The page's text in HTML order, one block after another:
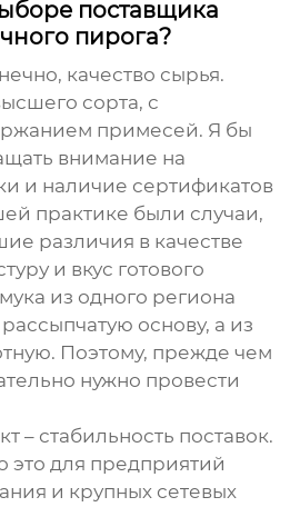
поставщика
пирога?
качество сырья.
сорта, с
примесей. Я бы
внимание на
и наличие сертификатов
практике были случаи,
различия в качестве
и вкус готового
из одного региона
основу, а из
Поэтому, прежде чем
нужно провести
– стабильность поставок.
это для предприятий
и крупных сетевых